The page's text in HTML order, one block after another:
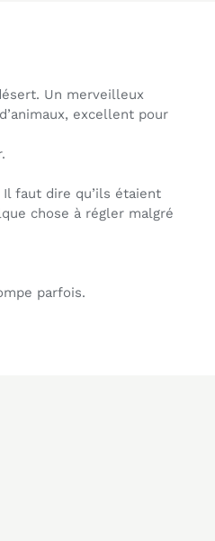
Un merveilleux
excellent pour
Il faut dire qu’ils étaient
chose à régler malgré
parfois.